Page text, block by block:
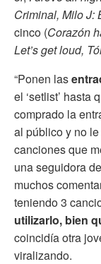
Criminal, Milo J:
cinco (Corazón
Let’s get loud,
“Ponen las
el ‘setlist’ hasta
comprado la
al público y no
canciones que
una seguidora
muchos
teniendo 3
utilizarlo, bien
coincidía otra
viralizando.